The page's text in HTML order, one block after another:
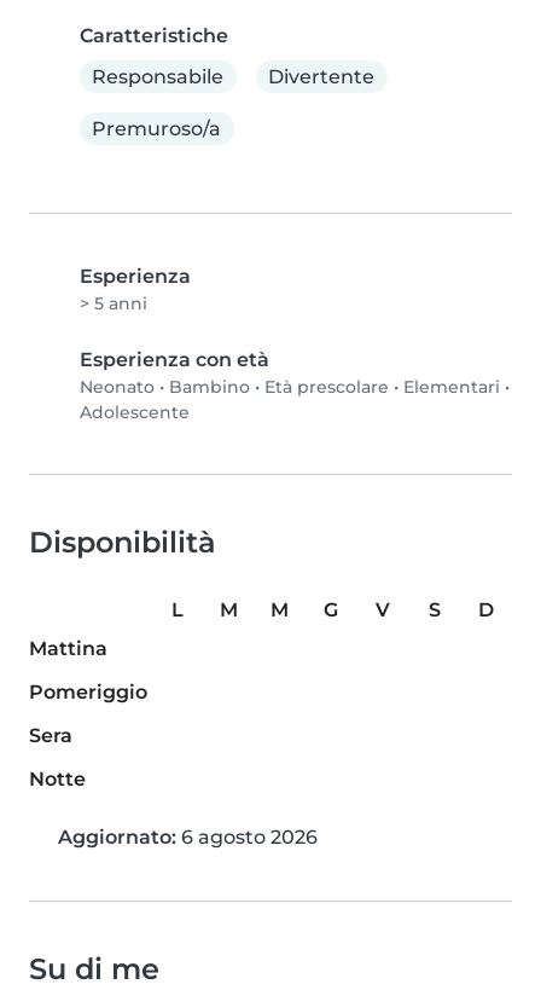
Caratteristiche
Responsabile
Divertente
Premuroso/a
Esperienza
> 5 anni
Esperienza con età
Neonato • Bambino • Età prescolare • Elementari •
Adolescente
Disponibilità
L M M G V S
D
Mattina
Pomeriggio
Sera
Notte
Aggiornato: 6 agosto 2026
Su di me